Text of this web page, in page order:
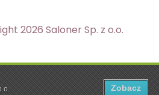
Zobacz
cookies. Aby dowiedzieć się
2026 Saloner Sp. z o.o.